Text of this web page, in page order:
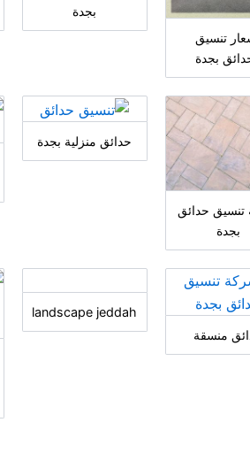
تنسيق
بجدة
بجدة
حدائق
بجدة
حدائق منزلية بجدة
منسقة
landscape jeddah